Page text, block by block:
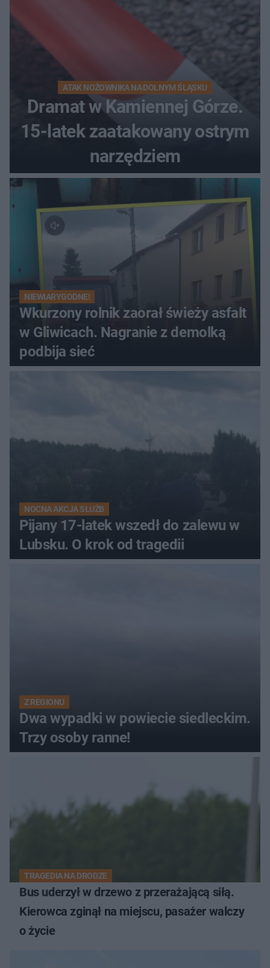
ATAK NOŻOWNIKA NA DOLNYM ŚLĄSKU
Dramat w Kamiennej Górze.
15-latek zaatakowany ostrym
narzędziem
NIEWIARYGODNE!
Wkurzony rolnik zaorał świeży asfalt
w Gliwicach. Nagranie z demolką
podbija sieć
NOCNA AKCJA SŁUŻB
Pijany 17-latek wszedł do zalewu w
Lubsku. O krok od tragedii
Z REGIONU
Dwa wypadki w powiecie siedleckim.
Trzy osoby ranne!
TRAGEDIA NA DRODZE
Bus uderzył w drzewo z przerażającą siłą.
Kierowca zginął na miejscu, pasażer walczy
o życie